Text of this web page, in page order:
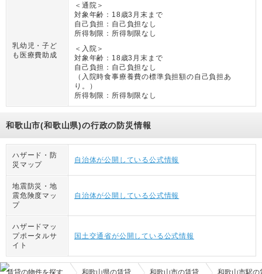
乳幼児・子ど
も医療費助成
＜通院＞
対象年齢： 18歳3月末まで
自己負担： 自己負担なし
所得制限： 所得制限なし
＜入院＞
対象年齢： 18歳3月末まで
自己負担： 自己負担なし
（ 入院時食事療養費の標準負担額の自己負担あ
り。
）
所得制限： 所得制限なし
和歌山市(和歌山県)の行政の防災情報
ハザード・防
災マップ
自治体が公開している公式情報
地震防災・地
震危険度マッ
プ
自治体が公開している公式情報
ハザードマッ
プポータルサ
イト
国土交通省が公開している公式情報
賃貸の物件を探す 和歌山県の賃貸 和歌山市の賃貸 和歌山市駅の